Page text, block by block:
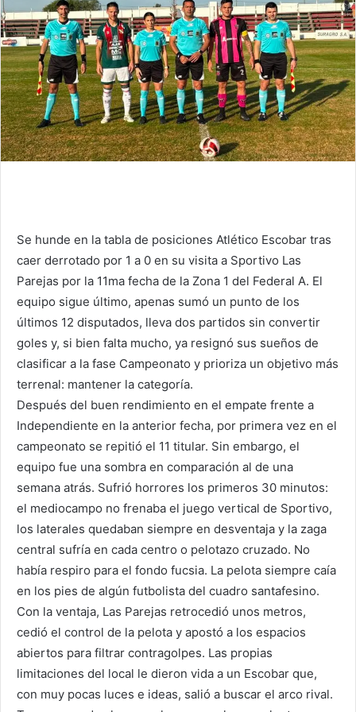
Se hunde en la tabla de posiciones Atlético Escobar tras
caer derrotado por 1 a 0 en su visita a Sportivo Las
Parejas por la 11ma fecha de la Zona 1 del Federal A. El
equipo sigue último, apenas sumó un punto de los
últimos 12 disputados, lleva dos partidos sin convertir
goles y, si bien falta mucho, ya resignó sus sueños de
clasificar a la fase Campeonato y prioriza un objetivo más
terrenal: mantener la categoría.
Después del buen rendimiento en el empate frente a
Independiente en la anterior fecha, por primera vez en el
campeonato se repitió el 11 titular. Sin embargo, el
equipo fue una sombra en comparación al de una
semana atrás. Sufrió horrores los primeros 30 minutos:
el mediocampo no frenaba el juego vertical de Sportivo,
los laterales quedaban siempre en desventaja y la zaga
central sufría en cada centro o pelotazo cruzado. No
había respiro para el fondo fucsia. La pelota siempre caía
en los pies de algún futbolista del cuadro santafesino.
Con la ventaja, Las Parejas retrocedió unos metros,
cedió el control de la pelota y apostó a los espacios
abiertos para filtrar contragolpes. Las propias
limitaciones del local le dieron vida a un Escobar que,
con muy pocas luces e ideas, salió a buscar el arco rival.